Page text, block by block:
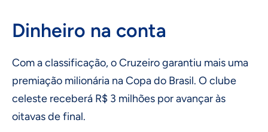
Dinheiro na conta
Com a classificação, o Cruzeiro garantiu mais uma
premiação milionária na Copa do Brasil. O clube
celeste receberá R$ 3 milhões por avançar às
oitavas de final.